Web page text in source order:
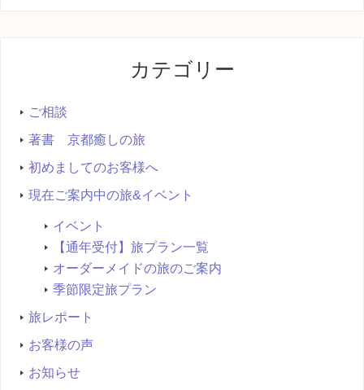
カテゴリー
ご相談
著書 京都癒しの旅
初めましてのお客様へ
現在ご案内中の旅&イベント
イベント
【通年受付】旅プラン一覧
オーダーメイドの旅のご案内
季節限定旅プラン
旅レポート
お客様の声
お知らせ